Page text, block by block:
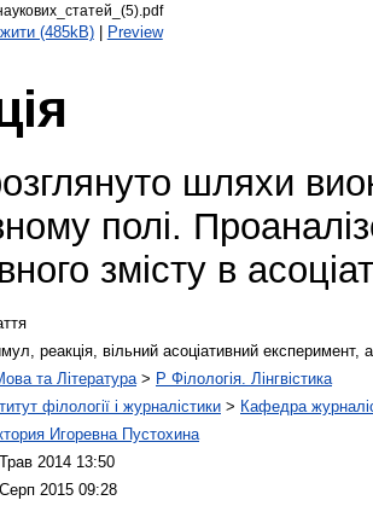
(485kB)| Preview
шляхи
полі.
змісту в
реакція, вільний асоціативний експеримент,
та Література > P Філологія. Лінгвістика
філології і журналістики > Кафедра
Игоревна Пустохина
2014 13:50
2015 09:28